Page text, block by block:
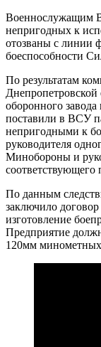
Военнослужащим
непригодных к
отозваны с линии
боеспособности
По результатам
Днепропетровской
оборонного
поставили в ВСУ
непригодными к
руководителя
Минобороны и
соответствующего
По данным
заключило
изготовление
Предприятие
120мм минометных